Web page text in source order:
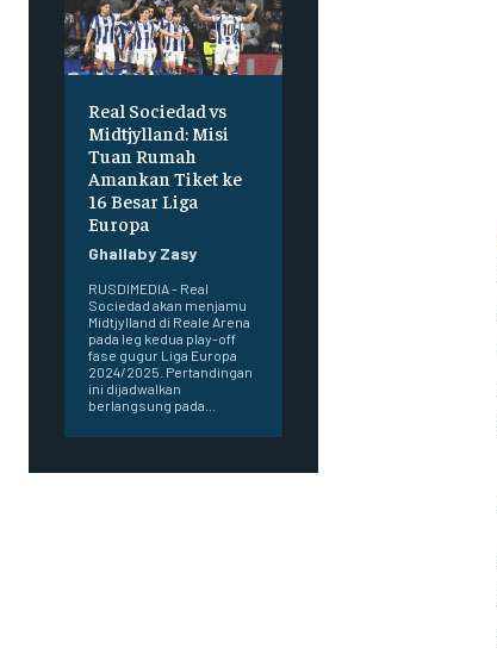
Real Sociedad vs
Midtjylland: Misi
Tuan Rumah
Amankan Tiket ke
16 Besar Liga
Europa
Ghallaby Zasy
RUSDIMEDIA - Real
Sociedad akan menjamu
Midtjylland di Reale Arena
pada leg kedua play-off
fase gugur Liga Europa
2024/2025. Pertandingan
ini dijadwalkan
berlangsung pada...